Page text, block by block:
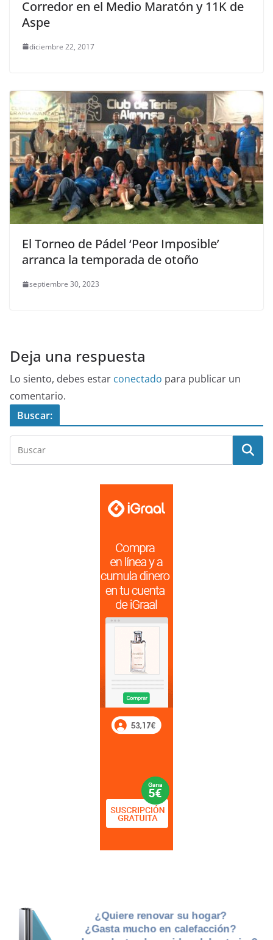
Corredor en el Medio Maratón y 11K de
Aspe
diciembre 22, 2017
El Torneo de Pádel ‘Peor Imposible’
arranca la temporada de otoño
septiembre 30, 2023
Deja una respuesta
Lo siento, debes estar conectado para publicar un
comentario.
Buscar: